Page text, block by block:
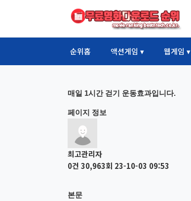
순위홈 액션게임 ▾ 웹게임 ▾
매일 1시간 걷기 운동효과입니다.
페이지 정보
최고관리자
0건 30,963회 23-10-03 09:53
본문